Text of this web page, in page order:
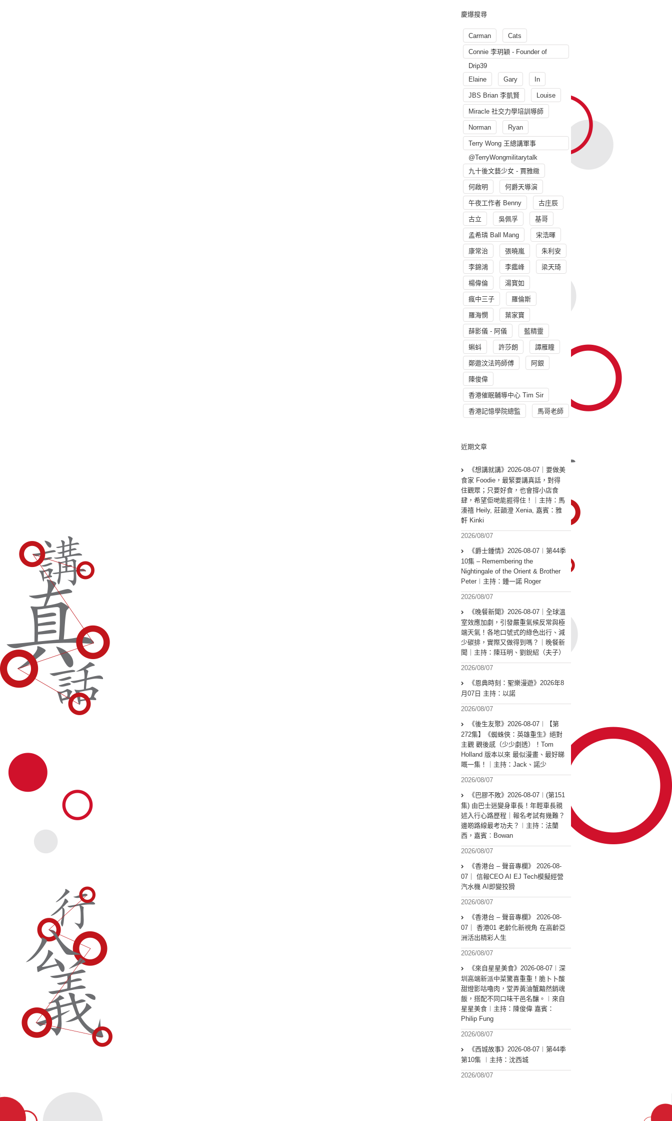
慶爆搜尋
Carman Cats
Connie 李玥穎 - Founder of
Drip39
Elaine
Gary In
JBS Brian 李凱賢 Louise
Miracle 社交力學培訓導師
Norman Ryan
Terry Wong 王總講軍事
@TerryWongmilitarytalk
九十後文藝少女 - 賈雅緻
何啟明 何爵天導演
午夜工作者 Benny 古庄辰
古立 吳佩孚 基哥
孟希璘 Ball Mang 宋浩暉
康常治 張曉嵐 朱利安
李錦鴻 李鑑峰 梁天琦
楊偉倫 湯寳如
瘋中三子 羅倫斯
羅海憫 葉家寶
薛影儀 - 阿儀 藍精靈
蝌蚪 許莎朗 譚雁瞳
鄭遨汶法筠師傅 阿銀
陳俊偉
香港催眠輔導中心 Tim Sir
香港記憶學院總監 馬哥老師
近期文章
《想講就講》2026-08-07｜要做美
食家 Foodie，最緊要講真話，對得
住觀眾；只要好食，也會撐小店食
肆，希望佢哋能捱得住！｜主持：馬
溱禧 Heily, 莊韻澄 Xenia, 嘉賓：雅
軒 Kinki
2026/08/07
《爵士鍾情》2026-08-07︱第44季
10集 – Remembering the
Nightingale of the Orient & Brother
Peter︱主持：鍾一諾 Roger
2026/08/07
《晚餐新聞》2026-08-07｜全球溫
室效應加劇，引發嚴重氣候反常與極
端天氣！各地口號式的綠色出行、減
少碳排，實際又做得到嗎？｜晚餐新
聞｜主持：陳珏明、劉銳紹（夫子）
2026/08/07
《恩典時刻：聖樂漫遊》2026年8
月07日 主持：以諾
2026/08/07
《後生友聚》2026-08-07︱【第
272集】《蜘蛛俠：英雄重生》絕對
主觀 觀後感（少少劇透）！Tom
Holland 版本以來 最似漫畫、最好睇
嘅一集！｜主持：Jack、諾少
2026/08/07
《巴膠不敗》2026-08-07︱(第151
集) 由巴士迷變身車長！年輕車長親
述入行心路歷程｜報名考試有幾難？
邊啲路線最考功夫？︱主持：法蘭
西，嘉賓︰Bowan
2026/08/07
《香港台 – 聲音專欄》 2026-08-
07｜ 信報CEO AI EJ Tech模擬經營
汽水機 AI即變狡猾
2026/08/07
《香港台 – 聲音專欄》 2026-08-
07｜ 香港01 老齡化新視角 在高齡亞
洲活出精彩人生
2026/08/07
《來自星星美食》2026-08-07︱深
圳高端新派中菜驚喜重重！脆卜卜酸
甜燈影咕嚕肉，堂弄黃油蟹黯然銷魂
飯，搭配不同口味干邑名釀。︱來自
星星美食︱主持：陳俊偉 嘉賓：
Philip Fung
2026/08/07
《西城故事》2026-08-07︱第44季
第10集 ︱主持：沈西城
2026/08/07